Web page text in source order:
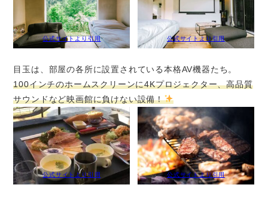
公式サイトより引用 公式サイトより引用
目玉は、部屋の各所に設置されている本格AV機器たち。
100インチのホームスクリーンに4Kプロジェクター、高品質
サウンドなど映画館に負けない設備！
公式サイトより引用 公式サイトより引用